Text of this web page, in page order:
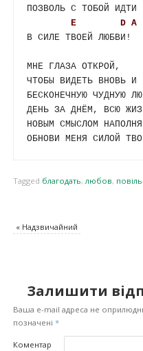
ПОЗВОЛЬ С ТОБОЙ ИДТИ
E
D A
В СИЛЕ ТВОЕЙ ЛЮБВИ!
МНЕ ГЛАЗА ОТКРОЙ,
ЧТОБЫ ВИДЕТЬ ВНОВЬ И
БЕСКОНЕЧНУЮ ЧУДНУЮ
ДЕНЬ ЗА ДНЁМ, ВСЮ
НОВЫМ СМЫСЛОМ
Tagged благодать,любов,
«Надзвичайний
Залишити
Ваша e-mail адреса не
позначені *
Коментар